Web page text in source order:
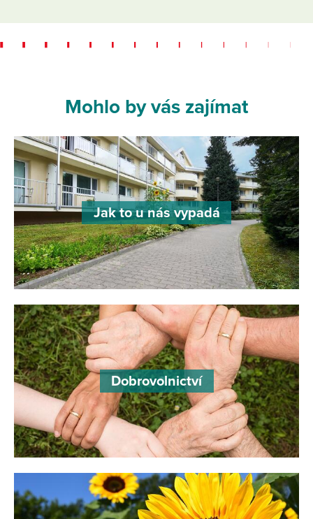
Mohlo by vás zajímat
Jak to u nás vypadá
Dobrovolnictví